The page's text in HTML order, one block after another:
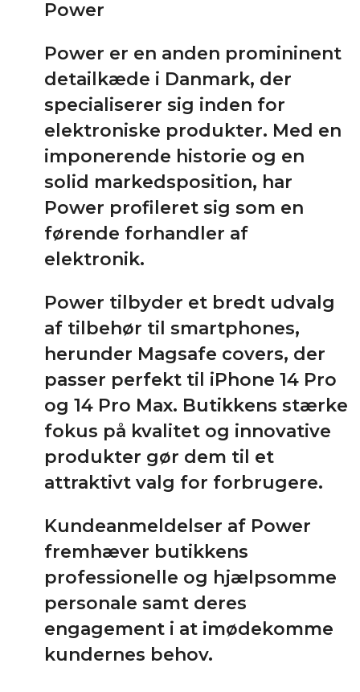
Power
Power er en anden promininent
detailkæde i Danmark, der
specialiserer sig inden for
elektroniske produkter. Med en
imponerende historie og en
solid markedsposition, har
Power profileret sig som en
førende forhandler af
elektronik.
Power tilbyder et bredt udvalg
af tilbehør til smartphones,
herunder Magsafe covers, der
passer perfekt til iPhone 14 Pro
og 14 Pro Max. Butikkens stærke
fokus på kvalitet og innovative
produkter gør dem til et
attraktivt valg for forbrugere.
Kundeanmeldelser af Power
fremhæver butikkens
professionelle og hjælpsomme
personale samt deres
engagement i at imødekomme
kundernes behov.